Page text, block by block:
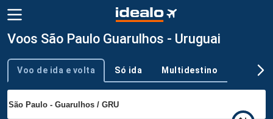
Voos São Paulo Guarulhos - Uruguai
Tipo de viagem
Voo de ida e volta Só ida Multidestino